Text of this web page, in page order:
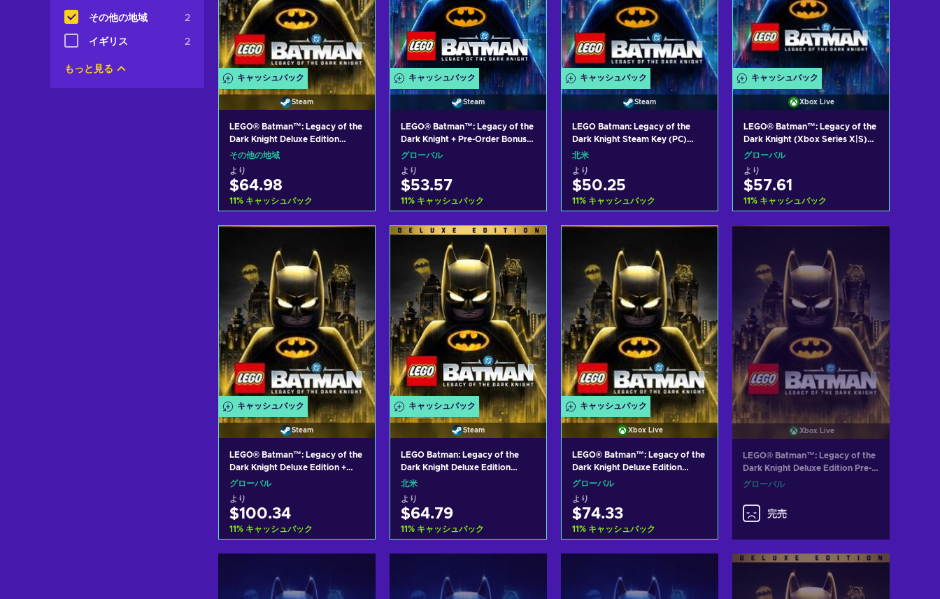
その他の地域 2
イギリス 2
もっと見る
キャッシュバック
Steam
LEGO® Batman™: Legacy of the
Dark Knight Deluxe Edition
Steam Key (PC) ROW
その他の地域
より
$64.98
11% キャッシュバック
カートに入れる
View offers
キャッシュバック
Steam
LEGO® Batman™: Legacy of the
Dark Knight + Pre-Order Bonus
Steam Key (PC) GLOBAL
グローバル
より
$53.57
11% キャッシュバック
カートに入れる
View offers
キャッシュバック
Steam
LEGO Batman: Legacy of the
Dark Knight Steam Key (PC)
NORTH AMERICA
北米
より
$50.25
11% キャッシュバック
カートに入れる
View offers
キャッシュバック
Xbox Live
LEGO® Batman™: Legacy of the
Dark Knight (Xbox Series X|S)
XBOX LIVE Key GLOBAL
グローバル
より
$57.61
11% キャッシュバック
カートに入れる
View offers
キャッシュバック
Steam
LEGO® Batman™: Legacy of the
Dark Knight Deluxe Edition +
Pre-Order Bonus Steam Key (PC)
グローバル
より
$100.34
11% キャッシュバック
View offers
キャッシュバック
Steam
LEGO Batman: Legacy of the
Dark Knight Deluxe Edition
Steam Key (PC) NORTH
北米
より
$64.79
11% キャッシュバック
View offers
キャッシュバック
Xbox Live
LEGO® Batman™: Legacy of the
Dark Knight Deluxe Edition
(Xbox Series X|S) XBOX LIVE
グローバル
より
$74.33
11% キャッシュバック
View offers
Xbox Live
LEGO® Batman™: Legacy of the
Dark Knight Deluxe Edition Pre-
purchase (Xbox Series X|S)
グローバル
完売